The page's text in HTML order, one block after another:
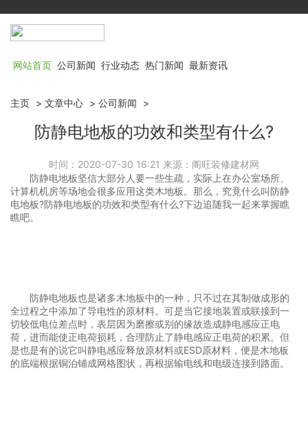
网站首页 公司新闻 行业动态 热门新闻 最新资讯
主页 > 文章中心 > 公司新闻 >
防静电地板的功效和类型有什么?
时间：2020-07-30 16:21 来源：阁旺装修建材网
防静电地板坚信大部分人要一些生疏，实际上在办公室场所、
计算机机房等场地会很多应用这类木地板。那么，究竟什么叫防静
电地板?防静电地板的功效和类型有什么?下边追随我一起来掌握瞧
瞧吧。
防静电地板也是诸多木地板中的一种，只不过在其制做成形的
全过程之中添加了导电性的原材料。可是当它接地装置或联接到一
切较低电位差点时，表层因为磨擦或别的缘故造成静电感应正电
荷，进而能使正电荷损耗，合理防止了静电感应正电荷的积累。但
是也是有的说它叫静电感应释放原材料或ESD原材料，便是木地板
的底端根据铜泊铺成网格图状，再根据输电线和电级连接到路面。